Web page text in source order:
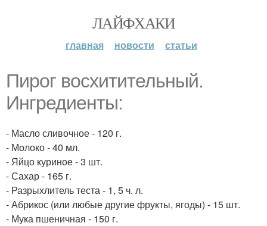
ЛАЙФХАКИ
главная новости статьи
Пирог восхитительный.
Ингредиенты:
- Масло сливочное - 120 г.
- Молоко - 40 мл.
- Яйцо куриное - 3 шт.
- Сахар - 165 г.
- Разрыхлитель теста - 1, 5 ч. л.
- Абрикос (или любые другие фрукты, ягоды) - 15 шт.
- Мука пшеничная - 150 г.